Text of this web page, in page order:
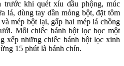
trước khi quét xíu dầu phộng, múc
lá, dùng tay dần mỏng bột, đặt tôm
mép bột lại, gấp hai mép lá chồng
Mỗi chiếc bánh bột lọc bọc một
xếp những chiếc bánh bột lọc xinh
15 phút là bánh chín.